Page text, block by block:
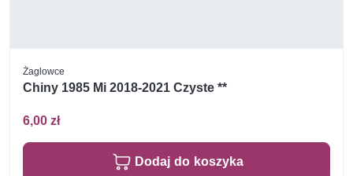
Żaglowce
Chiny 1985 Mi 2018-2021 Czyste **
6,00 zł
Dodaj do koszyka